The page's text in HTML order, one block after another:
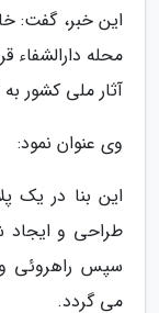
این خبر، گفت:
آثار ملی کشور
وی عنوان نمود:
این بنا در یک
طراحی و
سپس راهروئی
می گردد.